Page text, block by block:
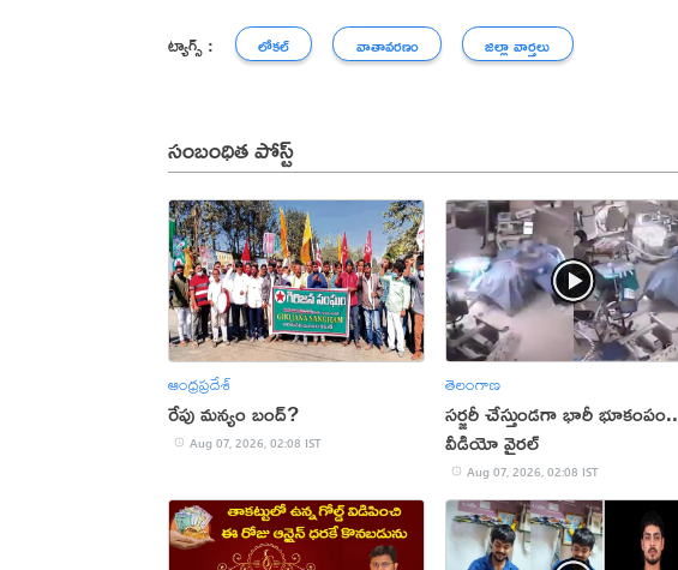
ట్యాగ్స్ : లోకల్ వాతావరణం జిల్లా వార్తలు
సంబంధిత పోస్ట్
ఆంధ్రప్రదేశ్
రేపు మన్యం బంద్‌?
Aug 07, 2026, 02:08 IST
తెలంగాణ
సర్జరీ చేస్తుండగా భారీ భూకంపం..
వీడియో వైరల్
Aug 07, 2026, 02:08 IST